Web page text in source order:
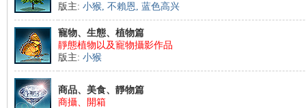
版主: 小猴, 不賴恩, 蓝色高兴
寵物、生態、植物篇
靜態植物以及寵物攝影作品
版主: 小猴
商品、美食、靜物篇
商攝、開箱